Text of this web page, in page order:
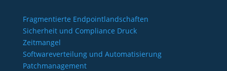
Fragmentierte Endpointlandschaften
Sicherheit und Compliance Druck
Zeitmangel
Softwareverteilung und Automatisierung
Patchmanagement